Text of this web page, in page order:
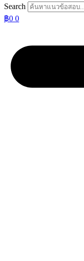
Search
฿0 0